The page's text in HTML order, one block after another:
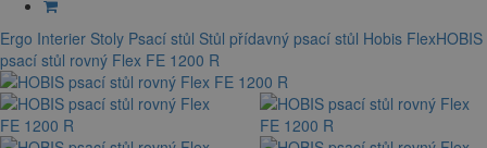
Ergo Interier Stoly Psací stůl Stůl přídavný psací stůl Hobis FlexHOBIS
psací stůl rovný Flex FE 1200 R